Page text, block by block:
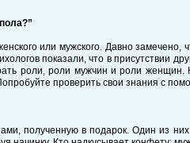
или мужского. Давно
показали, что в присутствии
роли, роли мужчин и роли женщин.
проверить свои знания с
полученную в подарок. Один из